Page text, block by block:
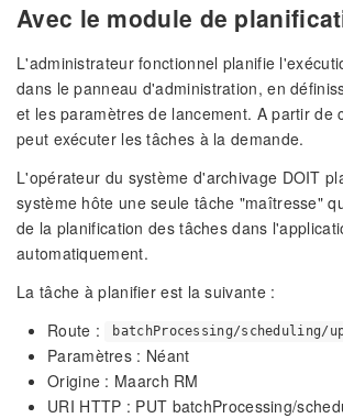
Avec le module de
L'administrateur fonctionnel planifie
dans le panneau d'administration, en
et les paramètres de lancement. A partir de
peut exécuter les tâches à la demande.
L'opérateur du système d'archivage DOIT
système hôte une seule tâche "maîtresse"
de la planification des tâches dans
automatiquement.
La tâche à planifier est la suivante :
Route :
batchProcessing/scheduling/
Paramètres : Néant
Origine : Maarch RM
URI HTTP : PUT batchProcessing/